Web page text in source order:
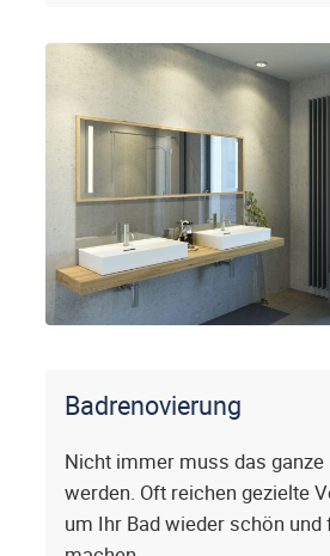
Badrenovierung
Nicht immer muss das ganze
werden. Oft reichen gezielte
um Ihr Bad wieder schön und